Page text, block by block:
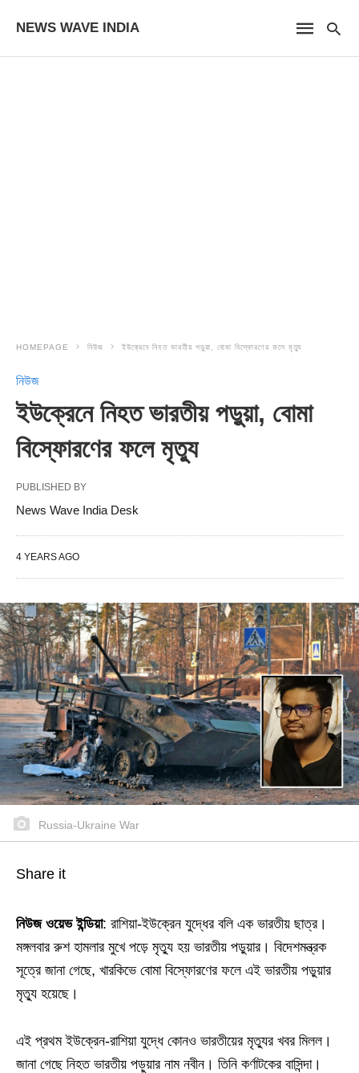
NEWS WAVE INDIA
HOMEPAGE নিউজ ইউক্রেনে নিহত ভারতীয় পড়ুয়া, বোমা বিস্ফোরণের ফলে মৃত্যু
নিউজ
ইউক্রেনে নিহত ভারতীয় পড়ুয়া, বোমা
বিস্ফোরণের ফলে মৃত্যু
PUBLISHED BY
News Wave India Desk
4 YEARS AGO
Russia-Ukraine War
Share it
নিউজ ওয়েভ ইন্ডিয়া: রাশিয়া-ইউক্রেন যুদ্ধের বলি এক ভারতীয় ছাত্র।
মঙ্গলবার রুশ হামলার মুখে পড়ে মৃত্যু হয় ভারতীয় পড়ুয়ার। বিদেশমন্ত্রক
সূত্রে জানা গেছে, খারকিভে বোমা বিস্ফোরণের ফলে এই ভারতীয় পড়ুয়ার
মৃত্যু হয়েছে।
এই প্রথম ইউক্রেন-রাশিয়া যুদ্ধে কোনও ভারতীয়ের মৃত্যুর খবর মিলল।
জানা গেছে নিহত ভারতীয় পড়ুয়ার নাম নবীন। তিনি কর্ণাটকের বাসিন্দা।